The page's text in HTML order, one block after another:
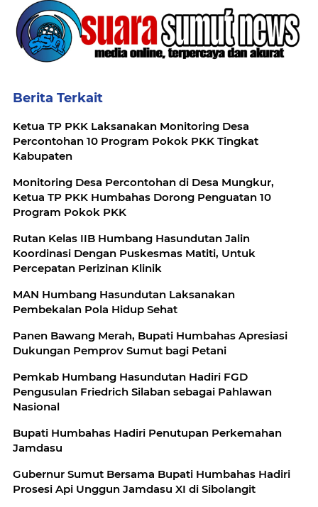
Berita Terkait
Ketua TP PKK Laksanakan Monitoring Desa
Percontohan 10 Program Pokok PKK Tingkat
Kabupaten
Monitoring Desa Percontohan di Desa Mungkur,
Ketua TP PKK Humbahas Dorong Penguatan 10
Program Pokok PKK
Rutan Kelas IIB Humbang Hasundutan Jalin
Koordinasi Dengan Puskesmas Matiti, Untuk
Percepatan Perizinan Klinik
MAN Humbang Hasundutan Laksanakan
Pembekalan Pola Hidup Sehat
Panen Bawang Merah, Bupati Humbahas Apresiasi
Dukungan Pemprov Sumut bagi Petani
Pemkab Humbang Hasundutan Hadiri FGD
Pengusulan Friedrich Silaban sebagai Pahlawan
Nasional
Bupati Humbahas Hadiri Penutupan Perkemahan
Jamdasu
Gubernur Sumut Bersama Bupati Humbahas Hadiri
Prosesi Api Unggun Jamdasu XI di Sibolangit